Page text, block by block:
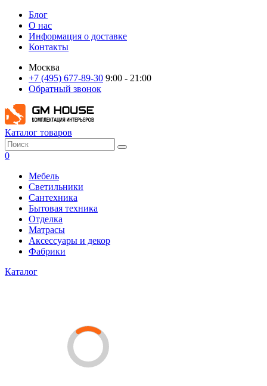
Блог
О нас
Информация о доставке
Контакты
Москва
+7 (495) 677-89-30 9:00 - 21:00
Обратный звонок
Каталог товаров
0
Мебель
Светильники
Сантехника
Бытовая техника
Отделка
Матрасы
Аксессуары и декор
Фабрики
Каталог